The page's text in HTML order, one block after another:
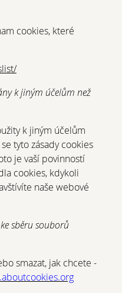
cookies, které
k jiným účelům než
k jiným účelům
tyto zásady cookies
je vaší povinností
cookies, kdykoli
naše webové
sběru souborů
smazat, jak chcete -